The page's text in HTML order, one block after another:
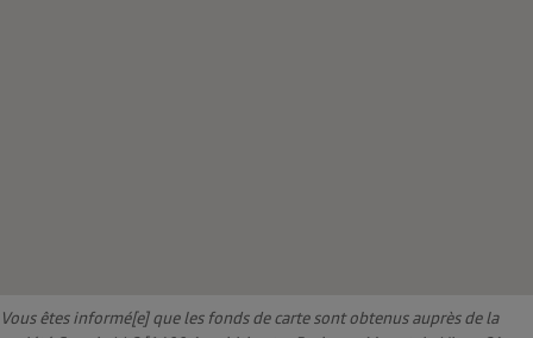
Vous êtes informé[e] que les fonds de carte sont obtenus auprès de la